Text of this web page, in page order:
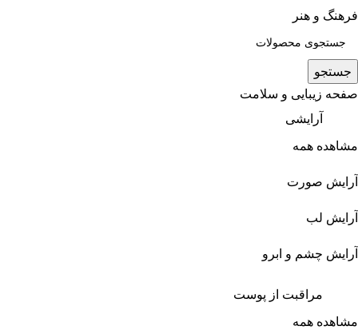
فرهنگ و هنر
جستجو
صفحه زیبایی و سلامت
آرایشی
مشاهده همه
آرایش صورت
آرایش لب
آرایش چشم و ابرو
مراقبت از پوست
مشاهده همه